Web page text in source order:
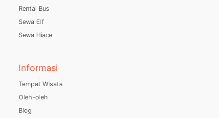
Rental Bus
Sewa Elf
Sewa Hiace
Informasi
Tempat Wisata
Oleh-oleh
Blog